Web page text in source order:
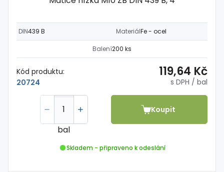
DIN439 B MateriálFe - ocel
Balení200 ks
Kód produktu:
20724
119,64 Kč
s DPH / bal
bal
Koupit
Skladem - připraveno k odeslání